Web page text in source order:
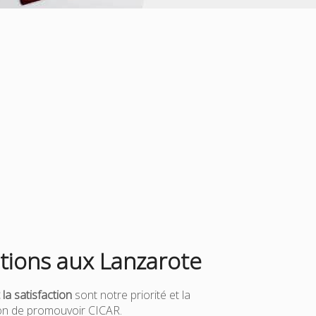
aux Lanzarote
satisfaction sont notre priorité et la
de promouvoir CICAR.